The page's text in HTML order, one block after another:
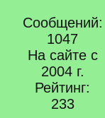
Сообщений:
1047
На сайте с
2004 г.
Рейтинг:
233